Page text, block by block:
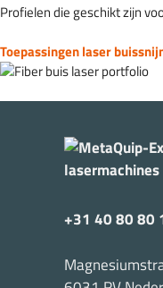
Profielen die geschikt zijn
Toepassingen laser
+31 40 80 80